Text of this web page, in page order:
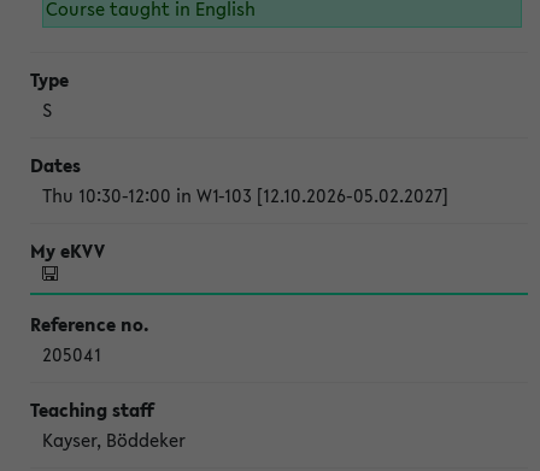
Course taught in English
S
Thu 10:30-12:00 in W1-103 [12.10.2026-05.02.2027]
205041
Kayser, Böddeker